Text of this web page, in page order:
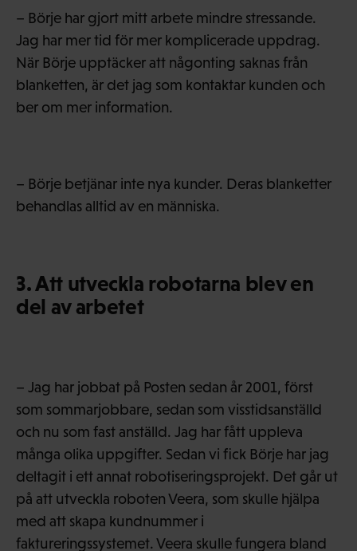
– Börje har gjort mitt arbete mindre stressande.
Jag har mer tid för mer komplicerade uppdrag.
När Börje upptäcker att någonting saknas från
blanketten, är det jag som kontaktar kunden och
ber om mer information.
– Börje betjänar inte nya kunder. Deras blanketter
behandlas alltid av en människa.
3. Att utveckla robotarna blev en
del av arbetet
– Jag har jobbat på Posten sedan år 2001, först
som sommarjobbare, sedan som visstidsanställd
och nu som fast anställd. Jag har fått uppleva
många olika uppgifter. Sedan vi fick Börje har jag
deltagit i ett annat robotiseringsprojekt. Det går ut
på att utveckla roboten Veera, som skulle hjälpa
med att skapa kundnummer i
faktureringssystemet. Veera skulle fungera bland